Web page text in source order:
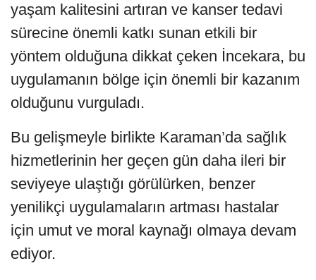
yaşam kalitesini artıran ve kanser tedavi
sürecine önemli katkı sunan etkili bir
yöntem olduğuna dikkat çeken İncekara, bu
uygulamanın bölge için önemli bir kazanım
olduğunu vurguladı.
Bu gelişmeyle birlikte Karaman’da sağlık
hizmetlerinin her geçen gün daha ileri bir
seviyeye ulaştığı görülürken, benzer
yenilikçi uygulamaların artması hastalar
için umut ve moral kaynağı olmaya devam
ediyor.